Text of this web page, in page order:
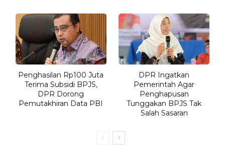
Penghasilan Rp100 Juta
Terima Subsidi BPJS,
DPR Dorong
Pemutakhiran Data PBI
DPR Ingatkan
Pemerintah Agar
Penghapusan
Tunggakan BPJS Tak
Salah Sasaran